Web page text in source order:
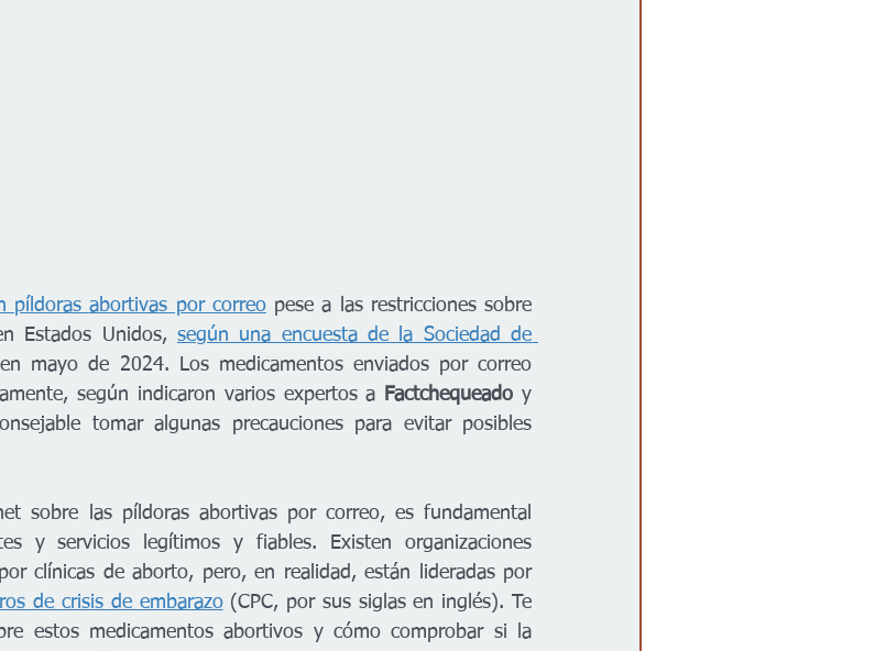
píldoras abortivas por correo pese a las restricciones sobre
Estados Unidos, según una encuesta de la Sociedad de
mayo de 2024. Los medicamentos enviados por correo
según indicaron varios expertos a Factchequeado y
tomar algunas precauciones para evitar posibles
sobre las píldoras abortivas por correo, es fundamental
y servicios legítimos y fiables. Existen organizaciones
clínicas de aborto, pero, en realidad, están lideradas por
de crisis de embarazo (CPC, por sus siglas en inglés). Te
estos medicamentos abortivos y cómo comprobar si la